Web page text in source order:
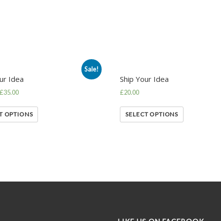
Sale!
Idea
35.00
OPTIONS
Ship Your Idea
£20.00
SELECT OPTIONS